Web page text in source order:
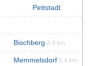
Pettstadt
Bischberg 4.8 km
Memmelsdorf 6.4 km